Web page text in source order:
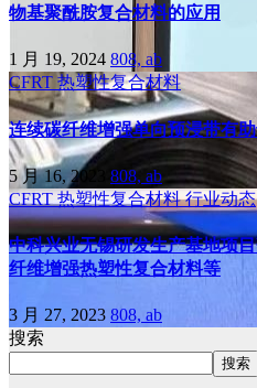
物基聚酰胺复合材料的应用
1 月 19, 2024 808, ab
CFRT 热塑性复合材料
连续碳纤维增强单向预浸带有
5 月 16, 2023 808, ab
CFRT 热塑性复合材料行业动态
中科兴业无锡研发生产基地项
纤维增强热塑性复合材料等
3 月 27, 2023 808, ab
搜索
搜索